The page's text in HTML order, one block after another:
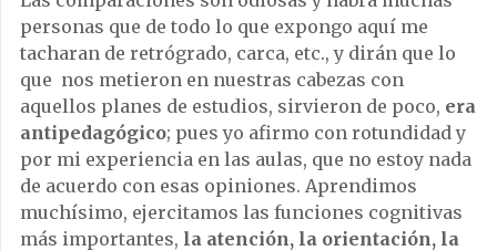
personas que de todo lo que expongo aquí me
tacharan de retrógrado, carca, etc., y dirán que lo
que nos metieron en nuestras cabezas con
aquellos planes de estudios, sirvieron de poco, era
antipedagógico; pues yo afirmo con rotundidad y
por mi experiencia en las aulas, que no estoy nada
de acuerdo con esas opiniones. Aprendimos
muchísimo, ejercitamos las funciones cognitivas
más importantes, la atención, la orientación, la